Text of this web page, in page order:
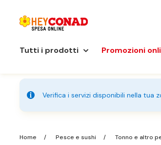
Tutti i prodotti Promozioni
Verifica i servizi disponibili nella
Home Pesce e sushi Tonno e altro